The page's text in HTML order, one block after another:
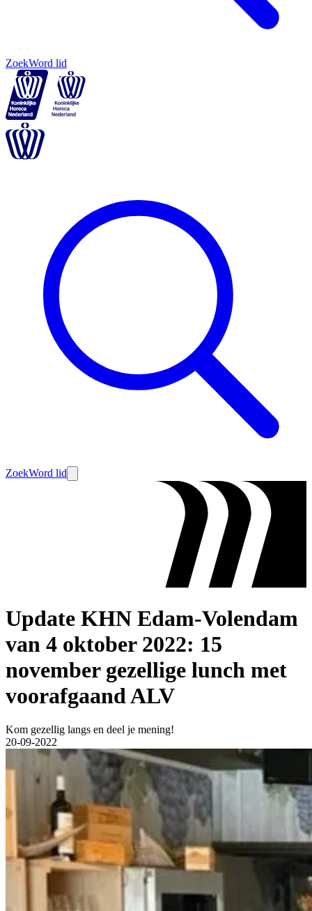
ZoekWord lid
ZoekWord lid
Update KHN Edam-Volendam
van 4 oktober 2022: 15
november gezellige lunch met
voorafgaand ALV
Kom gezellig langs en deel je mening!
20-09-2022